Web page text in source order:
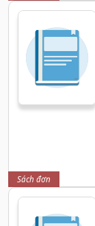
Sách đơn